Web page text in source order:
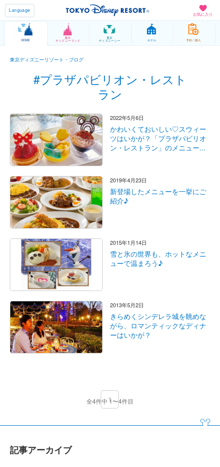
お気に入り
Language
HOME
東京
ディズニーランド
東京
ディズニーシー ホテル 予約 / 購入
東京ディズニーリゾート・ブログ
#プラザパビリオン・レスト
ラン
2022年5月6日
かわいくておいしい♡スウィー
ツはいかが？「プラザパビリオ
ン・レストラン」のメニュー...
2019年4月23日
新登場したメニューを一挙にご
紹介♪
2015年1月14日
雪と氷の世界も、ホットなメニ
ューで温まろう♪
2013年5月2日
きらめくシンデレラ城を眺めな
がら、ロマンティックなディナ
ーはいかが？
1
全4件中 1〜4件目
記事アーカイブ